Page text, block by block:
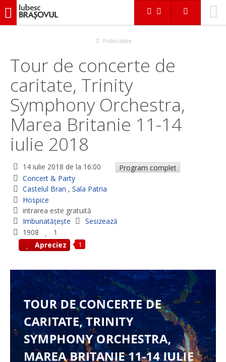
iubescbraşovul.ro
Tour de concerte de caritate, Trinity Symphony Orchestra,
Marea Britanie 11-14 iulie 2018
Publicitate
Tour de concerte de
caritate, Trinity
Symphony Orchestra,
Marea Britanie 11-14
iulie 2018
14 iulie 2018 de la 16:00
Program complet
Concert & Party
Castelul Bran , Sala Patria
Hospice
intrarea este gratuită
Imbunatățește
Sesizează
1908
1
Apreciez
1